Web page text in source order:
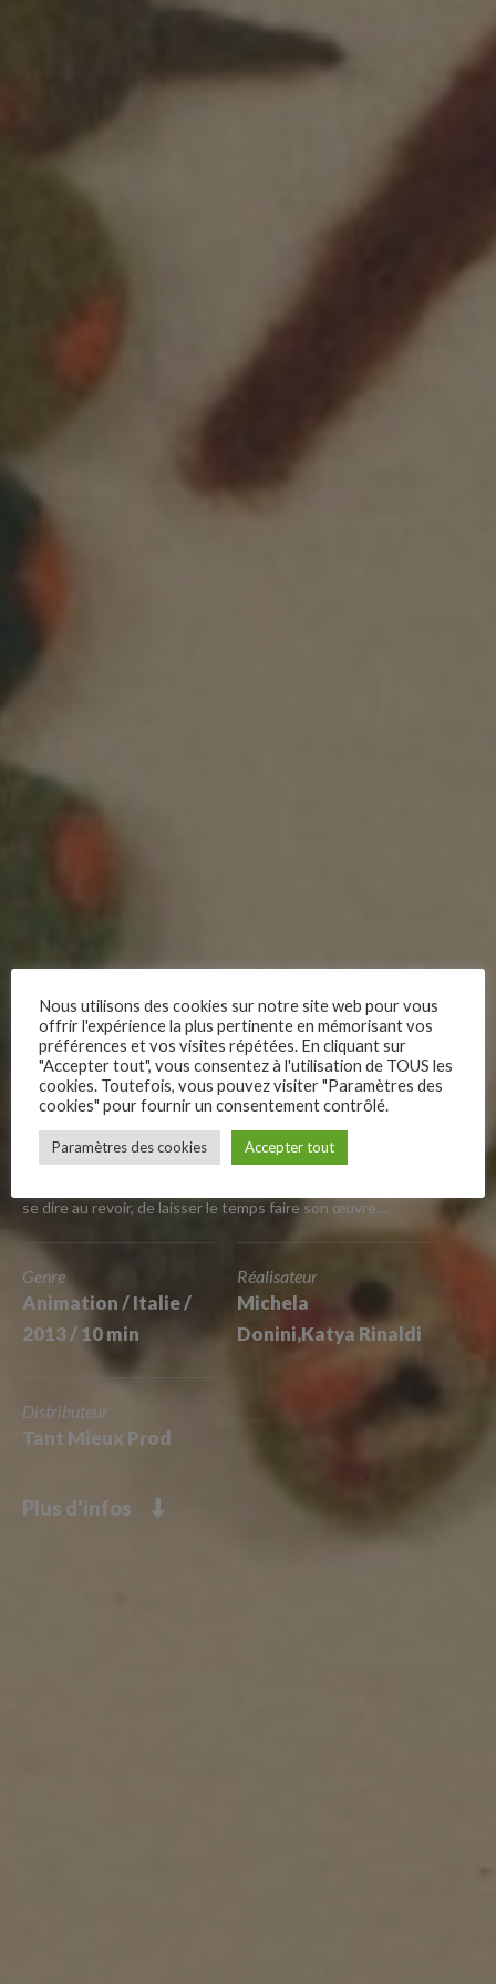
Follow Us
La Chenille et la
Poule
se dire au revoir, de laisser le temps faire son œuvre…
Genre
Animation / Italie /
2013 / 10 min
Réalisateur
Michela
Donini,Katya Rinaldi
Distributeur
Tant Mieux Prod
Plus d'infos
Nous utilisons des cookies sur notre site web pour vous
offrir l'expérience la plus pertinente en mémorisant vos
préférences et vos visites répétées. En cliquant sur
"Accepter tout", vous consentez à l'utilisation de TOUS les
cookies. Toutefois, vous pouvez visiter "Paramètres des
cookies" pour fournir un consentement contrôlé.
Paramètres des cookies Accepter tout